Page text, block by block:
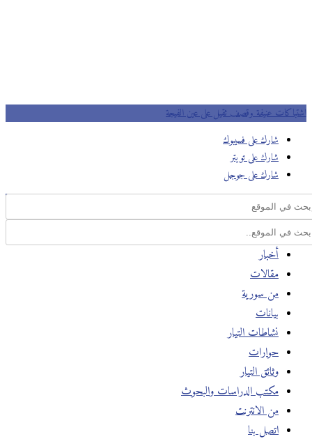
اشتباكات عنيفة وقصف ثقيل على عين الفيجة
شارك على فسيبوك
شارك على تويتر
شارك على جوجل
أخبار
مقالات
من سورية
بيانات
نشاطات التيار
حوارات
وثائق التيار
مكتب الدراسات والبحوث
من الانترنت
اتصل بنا